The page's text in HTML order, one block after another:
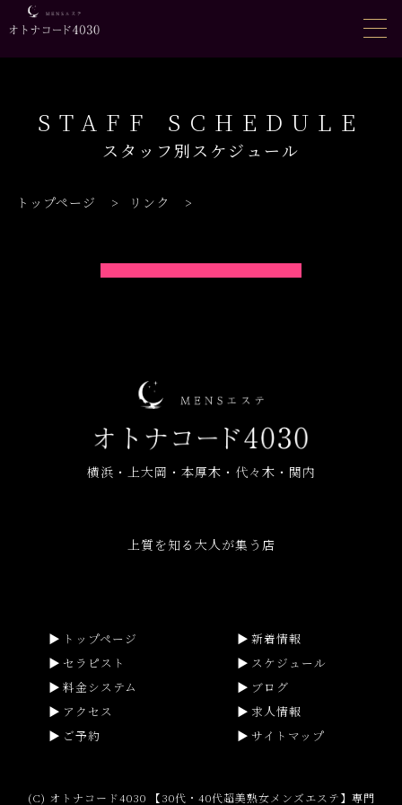
スタッフ別スケジュール
STAFF SCHEDULE
トップページ > リンク >
横浜・上大岡・本厚木・代々木・関内
上質を知る大人が集う店
トップページ
新着情報
セラピスト
スケジュール
料金システム
ブログ
アクセス
求人情報
ご予約
サイトマップ
(C) オトナコード4030 【30代・40代超美熟女メンズエステ】専門